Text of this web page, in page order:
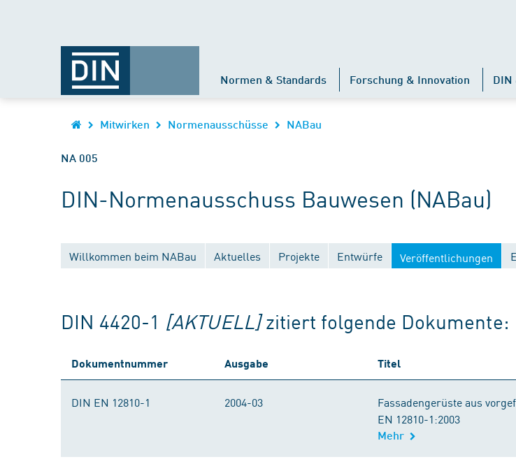
Normen & Standards Forschung & Innovation DIN
Mitwirken Normenausschüsse NABau
NA 005
DIN-Normenausschuss Bauwesen (NABau)
Willkommen beim NABau Aktuelles Projekte Entwürfe Veröffentlichungen
DIN 4420-1 [AKTUELL] zitiert folgende Dokumente:
Dokumentnummer Ausgabe Titel
DIN EN 12810-1 2004-03
Fassadengerüste aus
EN 12810-1:2003
Mehr